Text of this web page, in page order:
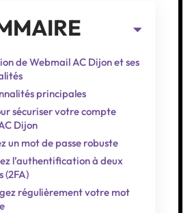
de Webmail AC Dijon et ses
principales
sécuriser votre compte
Dijon
un mot de passe robuste
l’authentification à deux
(2FA)
régulièrement votre mot